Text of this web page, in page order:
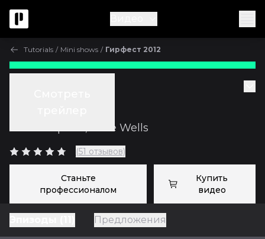
Tutorials / Mini shows / Гирфест 2012
Mike Wells
(51 отзывов)
Станьте
профессионалом
Купить
видео
Предложения